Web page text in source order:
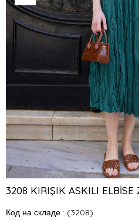
3208 KIRIŞIK ASKILI ELBİSE
Код на складе (3208)